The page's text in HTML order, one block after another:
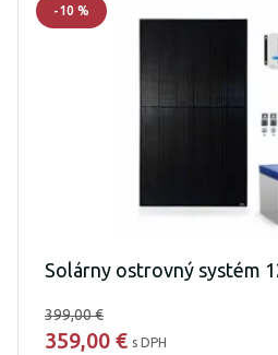
-10 %
Solárny ostrovný systém
399,00 €
359,00 € s DPH